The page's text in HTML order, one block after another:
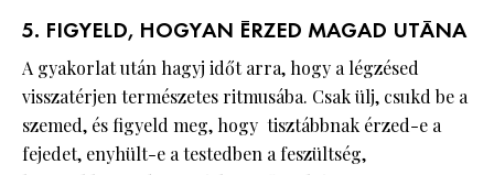
5. FIGYELD, HOGYAN ÉRZED MAGAD UTÁNA
A gyakorlat után hagyj időt arra, hogy a légzésed
visszatérjen természetes ritmusába. Csak ülj, csukd be a
szemed, és figyeld meg, hogy tisztábbnak érzed-e a
fejedet, enyhült-e a testedben a feszültség,